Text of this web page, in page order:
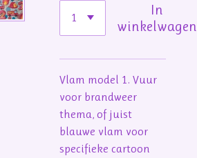
In
winkelwagen
Vlam model 1. Vuur
voor brandweer
thema, of juist
blauwe vlam voor
specifieke cartoon